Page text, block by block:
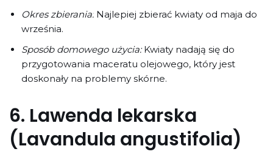
Okres zbierania: Najlepiej zbierać kwiaty od maja do
września.
Sposób domowego użycia:Kwiaty nadają się do
przygotowania maceratu olejowego, który jest
doskonały na problemy skórne.
6. Lawenda lekarska
(Lavandula angustifolia)